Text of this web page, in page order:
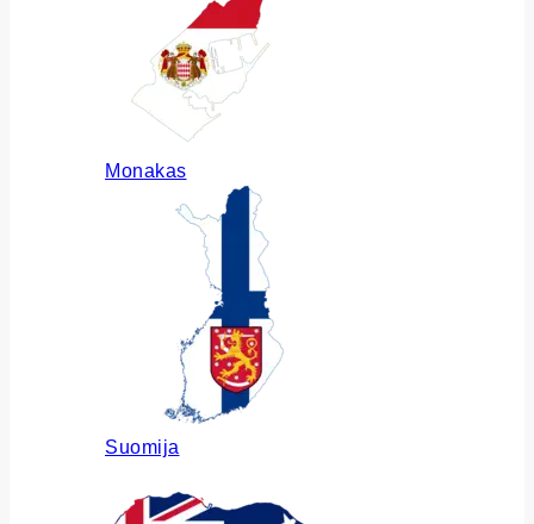
Monakas
Suomija